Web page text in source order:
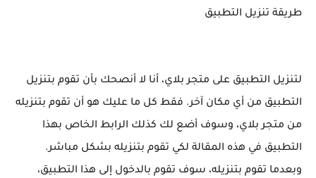
طريقة تنزيل التطبيق
لتنزيل التطبيق على متجر بلاي، أنا لا أنصحك بأن تقوم بتنزيل
التطبيق من أي مكان آخر. فقط كل ما عليك هو أن تقوم بتنزيله
من متجر بلاي، وسوف أضع لك كذلك الرابط الخاص بهذا
التطبيق في هذه المقالة لكي تقوم بتنزيله بشكل مباشر.
وبعدما تقوم بتنزيله، سوف تقوم بالدخول إلى هذا التطبيق،